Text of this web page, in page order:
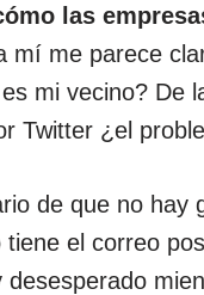
las
mí me parece
mi vecino? De
Twitter ¿el
de que no
tiene el correo
desesperado